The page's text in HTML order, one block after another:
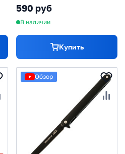
590 руб
В наличии
Купить
Обзор